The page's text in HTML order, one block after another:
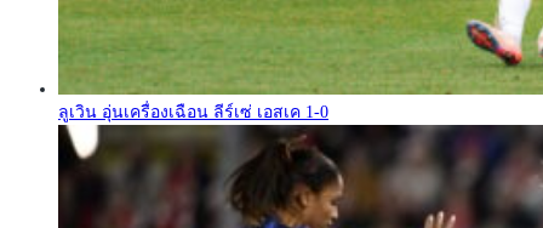
ลูเวิน อุ่นเครื่องเฉือน ลีร์เซ่ เอสเค 1-0